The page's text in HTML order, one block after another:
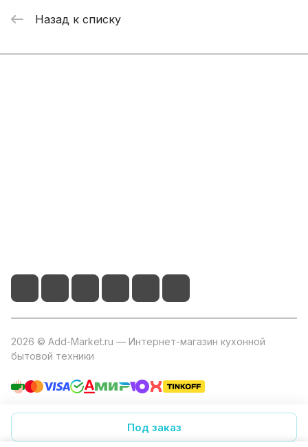
Под заказ
Назад к списку
2026 © Add-Market.ru — Интернет-магазин кухонной
бытовой техники
Конфиденциальность